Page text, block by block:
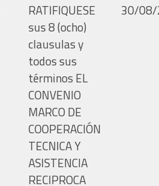
RATIFIQUESE
sus 8 (ocho)
clausulas y
todos sus
términos EL
CONVENIO
MARCO DE
COOPERACIÓN
TECNICA Y
ASISTENCIA
RECIPROCA
30/